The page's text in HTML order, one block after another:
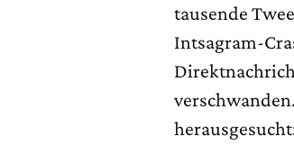
tausende
Intsagram-